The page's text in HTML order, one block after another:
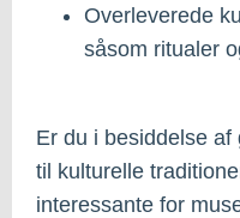
Overleverede
såsom ritualer
Er du i besiddelse
til kulturelle
interessante for